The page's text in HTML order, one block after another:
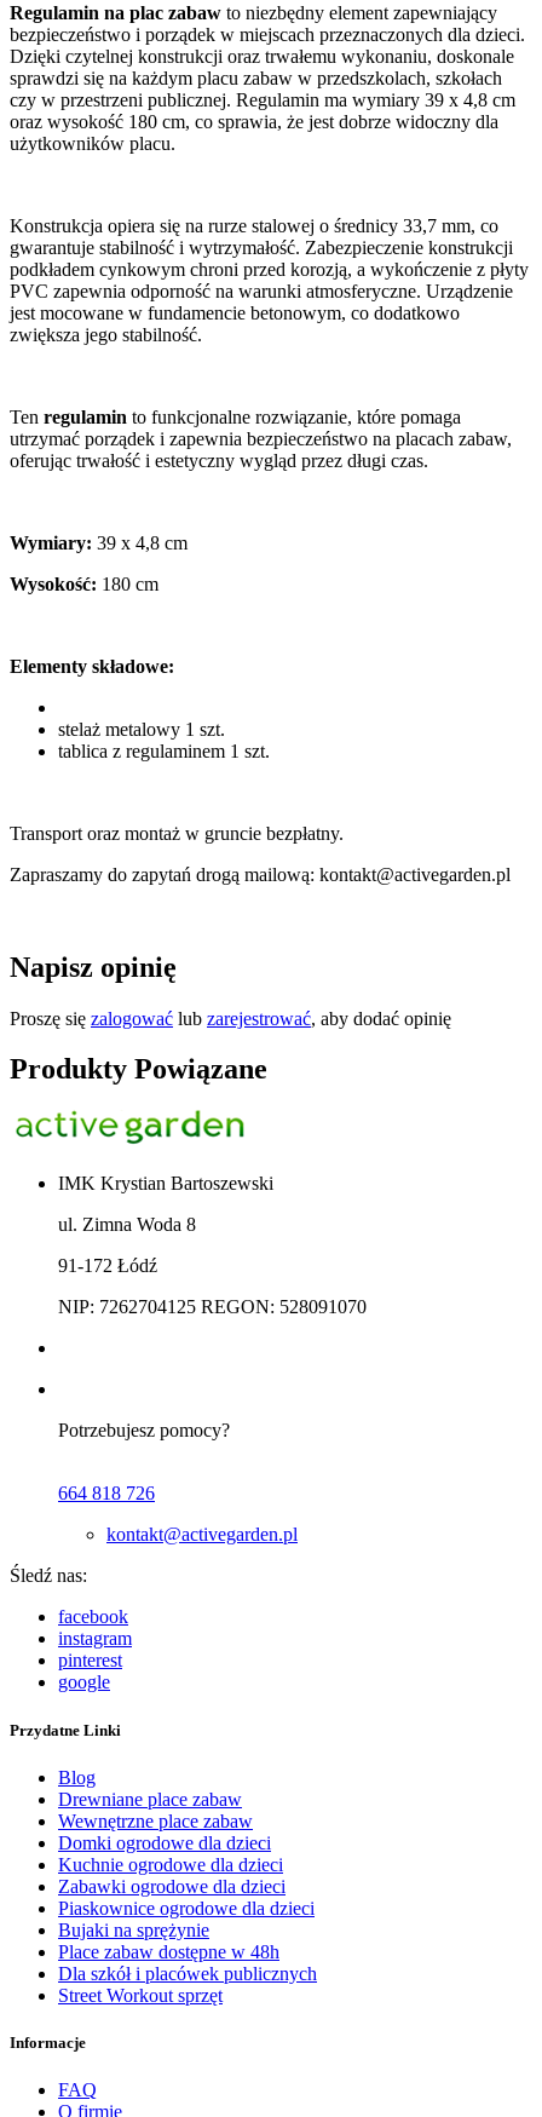
Regulamin na plac zabaw to niezbędny element zapewniający
bezpieczeństwo i porządek w miejscach przeznaczonych dla dzieci.
Dzięki czytelnej konstrukcji oraz trwałemu wykonaniu, doskonale
sprawdzi się na każdym placu zabaw w przedszkolach, szkołach
czy w przestrzeni publicznej. Regulamin ma wymiary 39 x 4,8 cm
oraz wysokość 180 cm, co sprawia, że jest dobrze widoczny dla
użytkowników placu.
Konstrukcja opiera się na rurze stalowej o średnicy 33,7 mm, co
gwarantuje stabilność i wytrzymałość. Zabezpieczenie konstrukcji
podkładem cynkowym chroni przed korozją, a wykończenie z płyty
PVC zapewnia odporność na warunki atmosferyczne. Urządzenie
jest mocowane w fundamencie betonowym, co dodatkowo
zwiększa jego stabilność.
Ten regulamin to funkcjonalne rozwiązanie, które pomaga
utrzymać porządek i zapewnia bezpieczeństwo na placach zabaw,
oferując trwałość i estetyczny wygląd przez długi czas.
Wymiary: 39 x 4,8 cm
Wysokość: 180 cm
Elementy składowe:
stelaż metalowy 1 szt.
tablica z regulaminem 1 szt.
Transport oraz montaż w gruncie bezpłatny.
Zapraszamy do zapytań drogą mailową: kontakt@activegarden.pl
Napisz opinię
Proszę się zalogować lub zarejestrować, aby dodać opinię
Produkty Powiązane
IMK Krystian Bartoszewski
ul. Zimna Woda 8
91-172 Łódź
NIP: 7262704125 REGON: 528091070
Potrzebujesz pomocy?
664 818 726
kontakt@activegarden.pl
Śledź nas:
facebook
instagram
pinterest
google
Przydatne Linki
Blog
Drewniane place zabaw
Wewnętrzne place zabaw
Domki ogrodowe dla dzieci
Kuchnie ogrodowe dla dzieci
Zabawki ogrodowe dla dzieci
Piaskownice ogrodowe dla dzieci
Bujaki na sprężynie
Place zabaw dostępne w 48h
Dla szkół i placówek publicznych
Street Workout sprzęt
Informacje
FAQ
O firmie